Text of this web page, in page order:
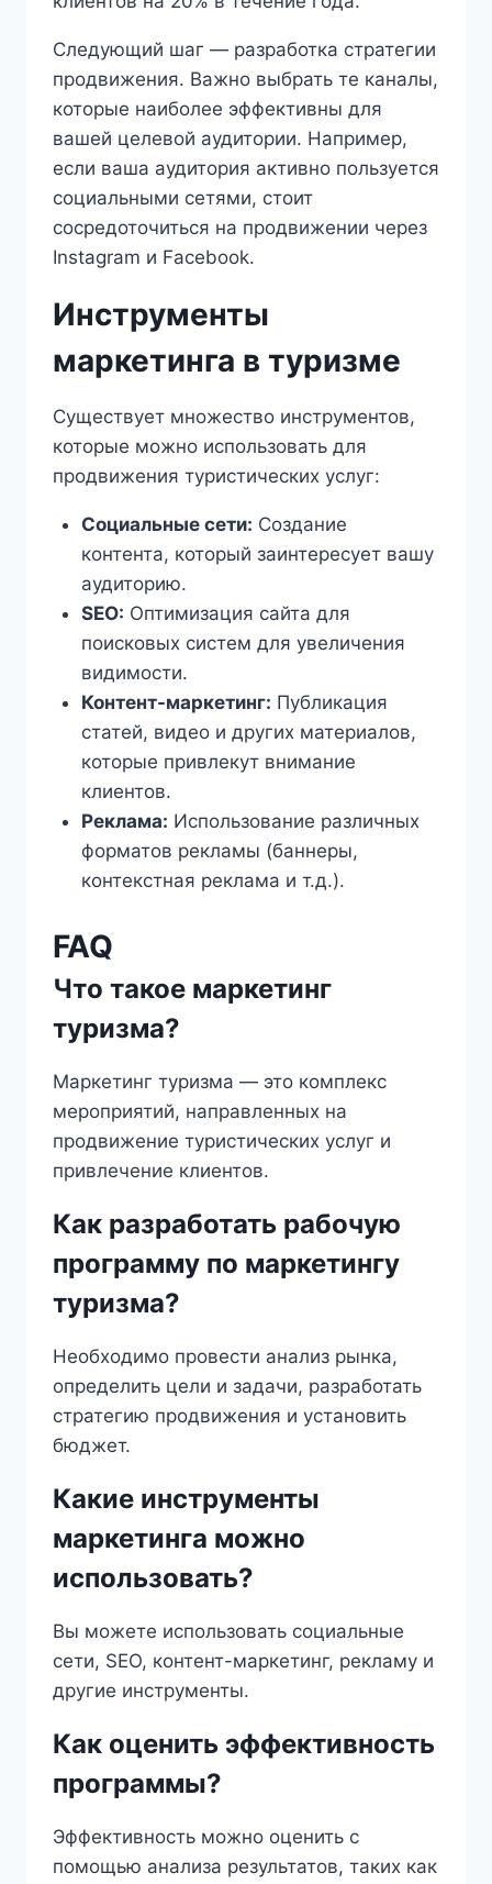
Следующий шаг — разработка стратегии
продвижения. Важно выбрать те каналы,
которые наиболее эффективны для
вашей целевой аудитории. Например,
если ваша аудитория активно пользуется
социальными сетями, стоит
сосредоточиться на продвижении через
Instagram и Facebook.
Инструменты
маркетинга в туризме
Существует множество инструментов,
которые можно использовать для
продвижения туристических услуг:
Социальные сети: Создание
контента, который заинтересует вашу
аудиторию.
SEO: Оптимизация сайта для
поисковых систем для увеличения
видимости.
Контент-маркетинг: Публикация
статей, видео и других материалов,
которые привлекут внимание
клиентов.
Реклама: Использование различных
форматов рекламы (баннеры,
контекстная реклама и т.д.).
FAQ
Что такое маркетинг
туризма?
Маркетинг туризма — это комплекс
мероприятий, направленных на
продвижение туристических услуг и
привлечение клиентов.
Как разработать рабочую
программу по маркетингу
туризма?
Необходимо провести анализ рынка,
определить цели и задачи, разработать
стратегию продвижения и установить
бюджет.
Какие инструменты
маркетинга можно
использовать?
Вы можете использовать социальные
сети, SEO, контент-маркетинг, рекламу и
другие инструменты.
Как оценить эффективность
программы?
Эффективность можно оценить с
помощью анализа результатов, таких как